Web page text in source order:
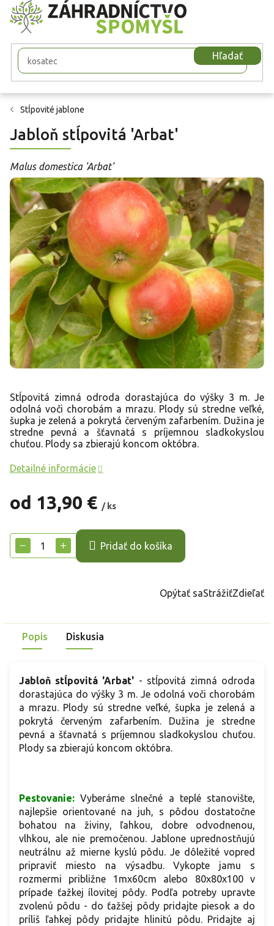
Prejsť
na
obsah
Hľadať
Stĺpovité jablone
Jabloň stĺpovitá 'Arbat'
Malus domestica 'Arbat'
od 13,90 € / ks
cena:
+
− Pridať do košíka
Stĺpovitá zimná odroda dorastajúca do výšky 3 m. Je
odolná voči chorobám a mrazu. Plody sú stredne veľké,
šupka je zelená a pokrytá červeným zafarbením. Dužina je
stredne pevná a šťavnatá s príjemnou sladkokyslou
chuťou. Plody sa zbierajú koncom októbra.
Detailné informácie
Opýtať saStrážiťZdieľať
Popis Diskusia
Jabloň stĺpovitá 'Arbat' - stĺpovitá zimná odroda
dorastajúca do výšky 3 m. Je odolná voči chorobám
a mrazu. Plody sú stredne veľké, šupka je zelená a
pokrytá červeným zafarbením. Dužina je stredne
pevná a šťavnatá s príjemnou sladkokyslou chuťou.
Plody sa zbierajú koncom októbra.
Pestovanie: Vyberáme slnečné a teplé stanovište,
najlepšie orientované na juh, s pôdou dostatočne
bohatou na živiny, ľahkou, dobre odvodnenou,
vlhkou, ale nie premočenou. Jablone uprednostňujú
neutrálnu až mierne kyslú pôdu. Je dôležité vopred
pripraviť miesto na výsadbu. Vykopte jamu s
rozmermi približne 1mx60cm alebo 80x80x100 v
prípade ťažkej ílovitej pôdy. Podľa potreby upravte
zvolenú pôdu - do ťažšej pôdy pridajte piesok a do
príliš ľahkej pôdy pridajte hlinitú pôdu. Pridajte aj